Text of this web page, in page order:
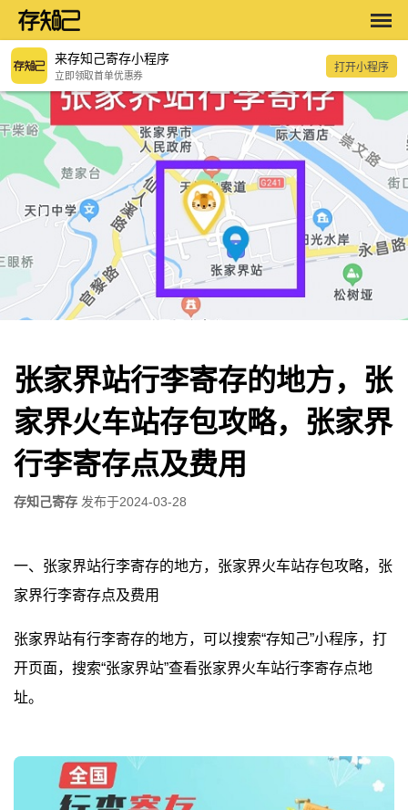
来存知己寄存小程序
立即领取首单优惠券
打开小程序
张家界站行李寄存的地方，张
家界火车站存包攻略，张家界
行李寄存点及费用
存知己寄存 发布于2024-03-28
一、张家界站行李寄存的地方，张家界火车站存包攻略，张
家界行李寄存点及费用
张家界站有行李寄存的地方，可以搜索“存知己”小程序，打
开页面，搜索“张家界站”查看张家界火车站行李寄存点地
址。